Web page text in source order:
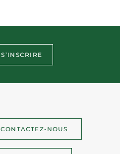
S’INSCRIRE
CONTACTEZ-NOUS